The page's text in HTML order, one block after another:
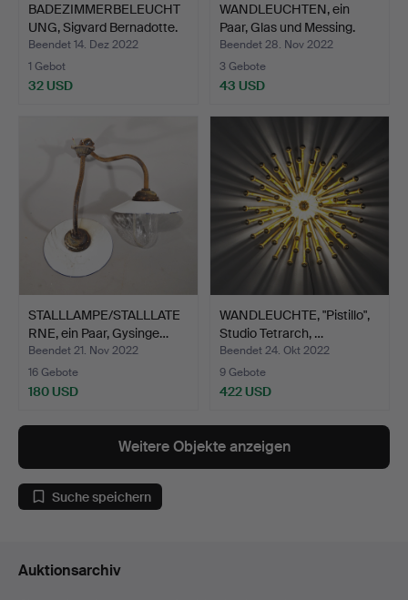
BADEZIMMERBELEUCHT
UNG, Sigvard Bernadotte.
Beendet 14. Dez 2022
1 Gebot
32 USD
WANDLEUCHTEN, ein
Paar, Glas und Messing.
Beendet 28. Nov 2022
3 Gebote
43 USD
STALLLAMPE/STALLLATE
RNE, ein Paar, Gysinge…
Beendet 21. Nov 2022
16 Gebote
180 USD
WANDLEUCHTE, "Pistillo",
Studio Tetrarch, …
Beendet 24. Okt 2022
9 Gebote
422 USD
Weitere Objekte anzeigen
Suche speichern
Auktionsarchiv